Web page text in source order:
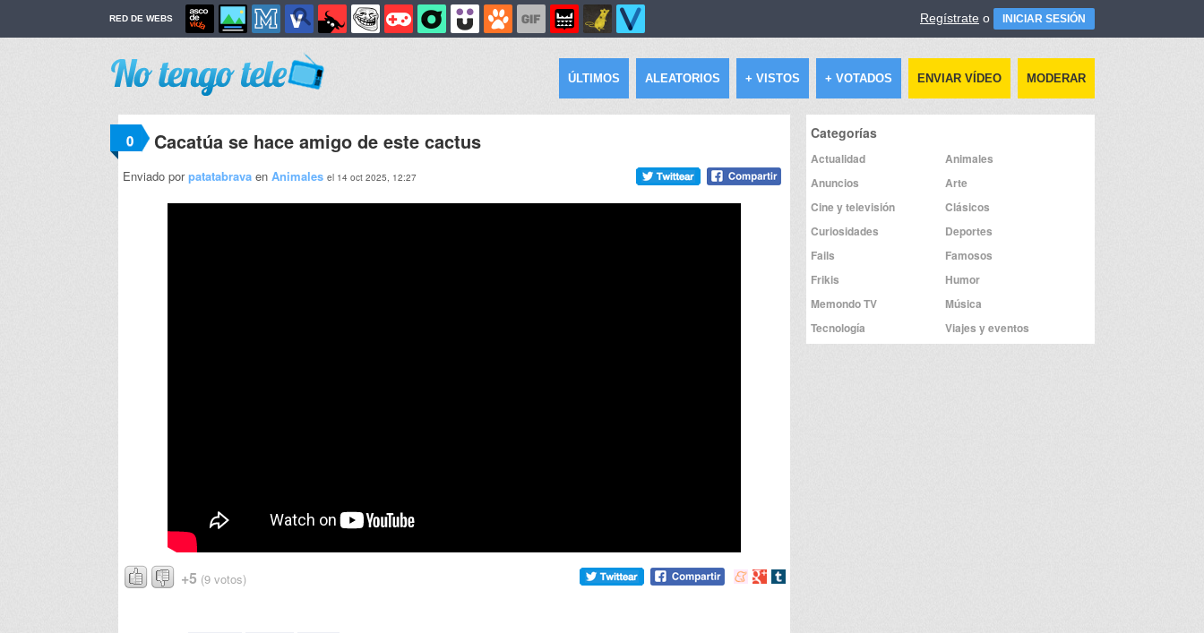
RED DE WEBS Regístrate o INICIAR SESIÓN
ÚLTIMOS ALEATORIOS + VISTOS + VOTADOS ENVIAR VÍDEO MODERAR
0 Cacatúa se hace amigo de este cactus
Enviado porpatatabrava en Animales el 14 oct 2025, 12:27
+5 (9 votos)
Compartir
Compartir
Compartir
Categorías
Actualidad
Animales
Anuncios
Arte
Cine y televisión
Clásicos
Curiosidades
Deportes
Fails
Famosos
Frikis
Humor
Memondo TV
Música
Tecnología
Viajes y eventos